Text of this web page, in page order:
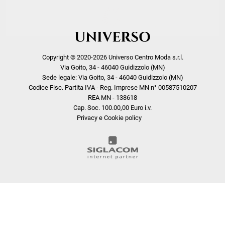
Copyright © 2020-2026 Universo Centro Moda s.r.l.
Via Goito, 34 - 46040 Guidizzolo (MN)
Sede legale: Via Goito, 34 - 46040 Guidizzolo (MN)
Codice Fisc. Partita IVA - Reg. Imprese MN n° 00587510207
REA MN - 138618
Cap. Soc. 100.00,00 Euro i.v.
Privacy e Cookie policy